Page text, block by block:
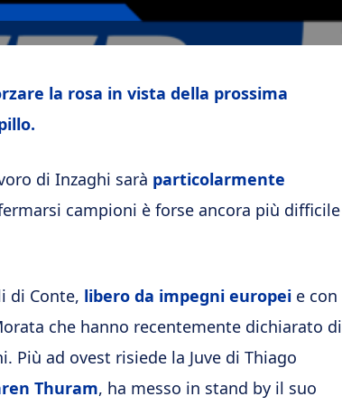
la rosa in vista della prossima
di Inzaghi sarà particolarmente
campioni è forse ancora più difficile
di Conte, libero da impegni europei e con
che hanno recentemente dichiarato di
ad ovest risiede la Juve di Thiago
Thuram, ha messo in stand by il suo